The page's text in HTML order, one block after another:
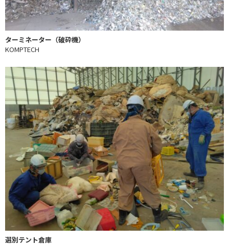
ターミネーター（破砕機）
KOMPTECH
選別テント倉庫